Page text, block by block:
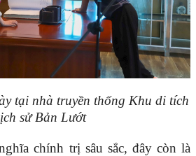
tại nhà truyền thống Khu di tích
sử Bản Lướt
chính trị sâu sắc, đây còn là